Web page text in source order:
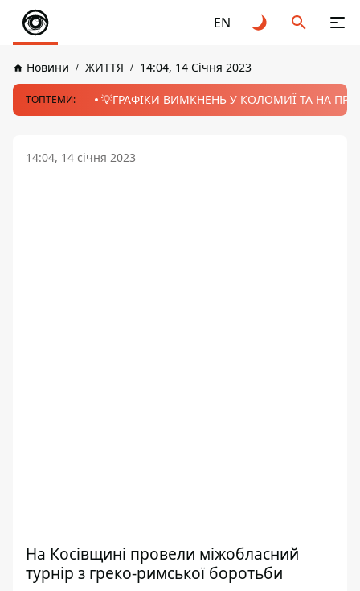
EN
Новини ЖИТТЯ 14:04, 14 Січня 2023
ТОПТЕМИ: 💡ГРАФІКИ ВИМКНЕНЬ У КОЛОМИЇ ТА НА
14:04, 14 січня 2023
На Косівщині провели міжобласний
турнір з греко-римської боротьби